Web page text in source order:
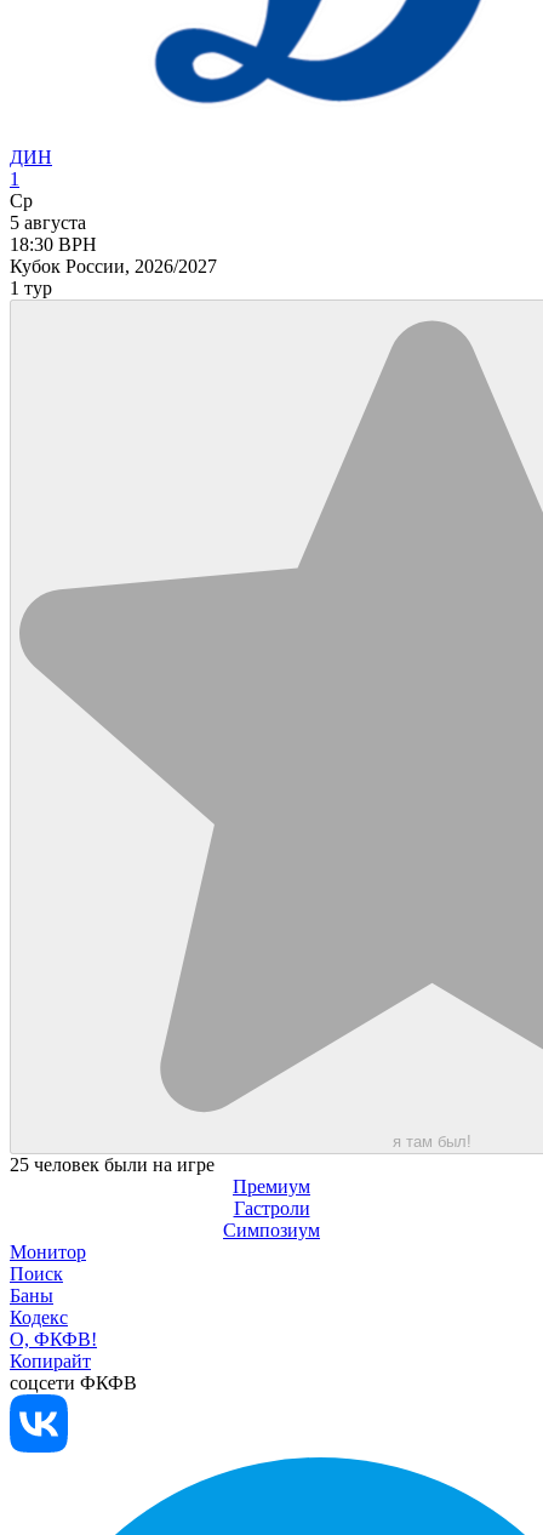
ДИН
1
Ср
5 августа
18:30 ВРН
Кубок России, 2026/2027
1 тур
я там был!
25 человек были на игре
Премиум
Гастроли
Симпозиум
Монитор
Поиск
Баны
Кодекс
О, ФКФВ!
Копирайт
соцсети ФКФВ